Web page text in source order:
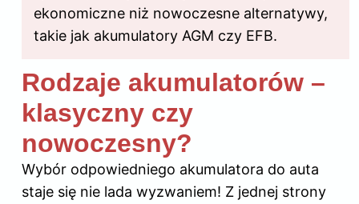
ekonomiczne niż nowoczesne alternatywy,
takie jak akumulatory AGM czy EFB.
Rodzaje akumulatorów –
klasyczny czy
nowoczesny?
Wybór odpowiedniego akumulatora do auta
staje się nie lada wyzwaniem! Z jednej strony